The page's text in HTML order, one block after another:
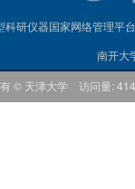
科研仪器国家网络管理平台
南开大
有 © 天津大学 访问量: